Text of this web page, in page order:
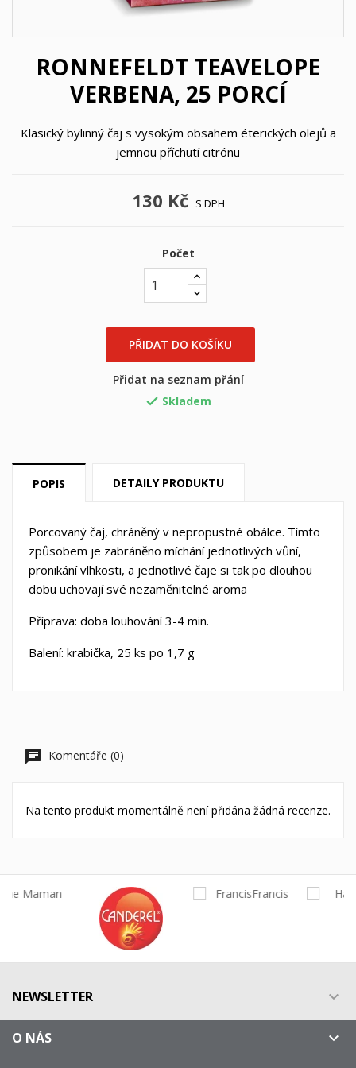
RONNEFELDT TEAVELOPE
VERBENA, 25 PORCÍ
Klasický bylinný čaj s vysokým obsahem éterických olejů a
jemnou příchutí citrónu
130 Kč S DPH
Počet
PŘIDAT DO KOŠÍKU
Přidat na seznam přání
 Skladem
POPIS DETAILY PRODUKTU
Porcovaný čaj, chráněný v nepropustné obálce. Tímto
způsobem je zabráněno míchání jednotlivých vůní,
pronikání vlhkosti, a jednotlivé čaje si tak po dlouhou
dobu uchovají své nezaměnitelné aroma
Příprava: doba louhování 3-4 min.
Balení: krabička, 25 ks po 1,7 g
Komentáře (0)
Na tento produkt momentálně není přidána žádná recenze.
NEWSLETTER 
O NÁS 
Můj seznam přání
Přihlásit se
((cancelText))